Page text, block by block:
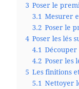
3 Poser le
3.1 Mesurer
3.2 Poser le
4 Poser les lés
4.1 Découper
4.2 Poser les
5 Les finitions
5.1 Nettoyer